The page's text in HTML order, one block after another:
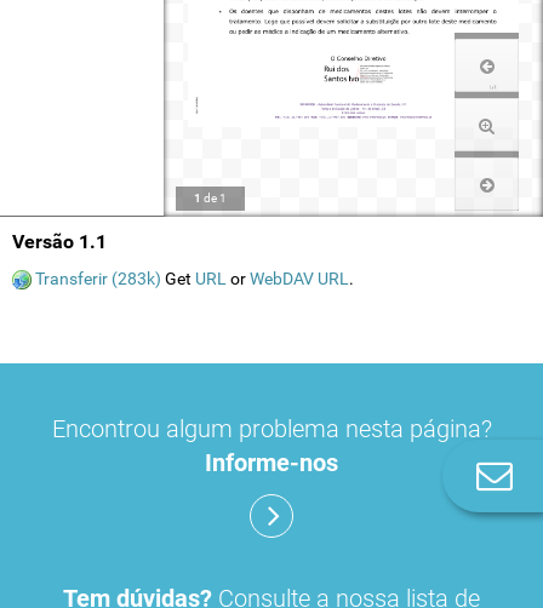
1 de 1
Versão 1.1
Transferir (283k) Get URL orWebDAV URL .
Encontrou algum problema nesta página?
Informe-nos
Tem dúvidas? Consulte a nossa lista de